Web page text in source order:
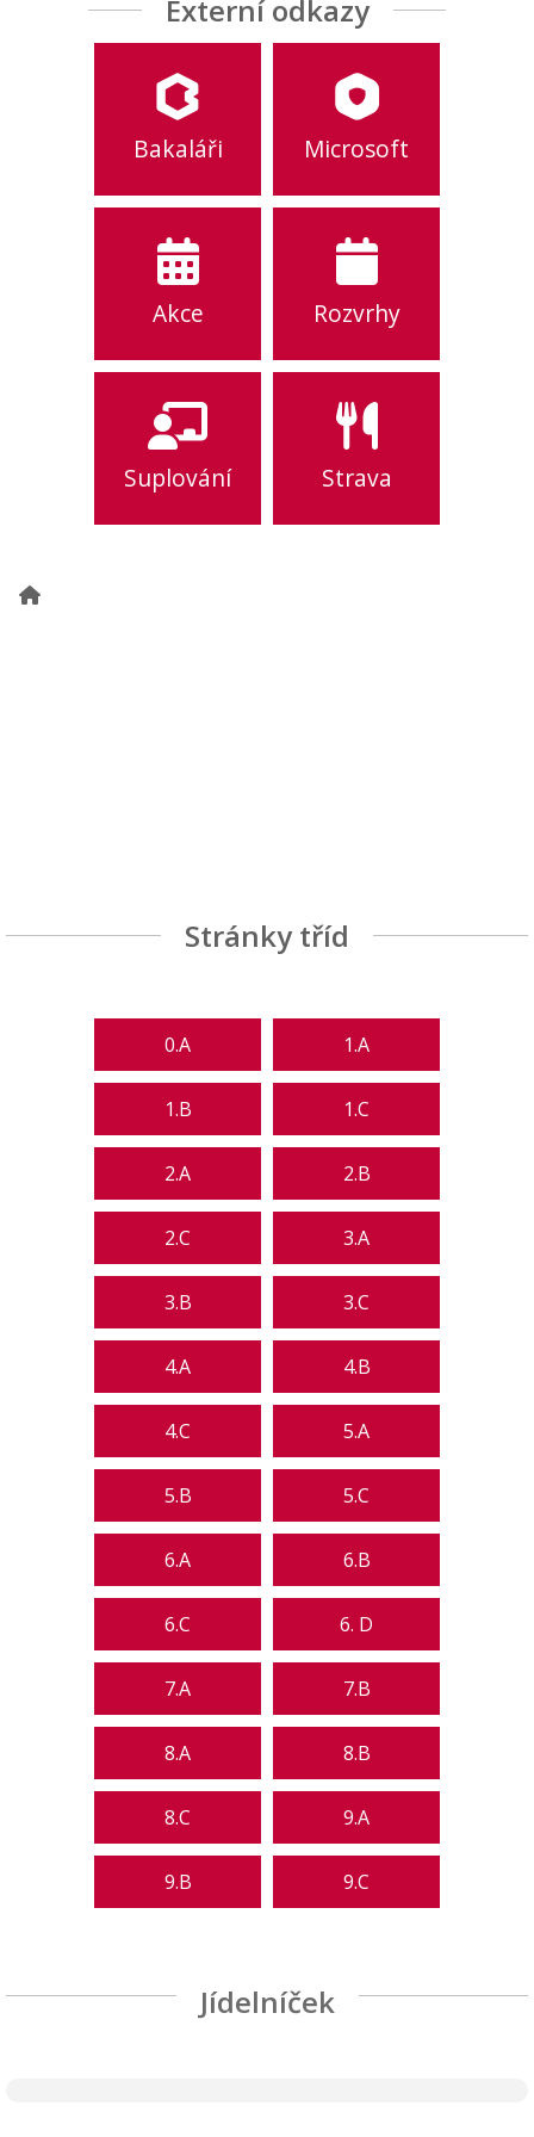
Externí odkazy
Bakaláři Microsoft
Akce Rozvrhy
Suplování Strava
Stránky tříd
0.A 1.A
1.B 1.C
2.A 2.B
2.C 3.A
3.B 3.C
4.A 4.B
4.C 5.A
5.B 5.C
6.A 6.B
6.C 6. D
7.A 7.B
8.A 8.B
8.C 9.A
9.B 9.C
Jídelníček